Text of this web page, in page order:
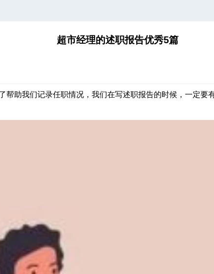
超市经理的述职报告优秀5篇
帮助我们记录任职情况，我们在写述职报告的时候，一定